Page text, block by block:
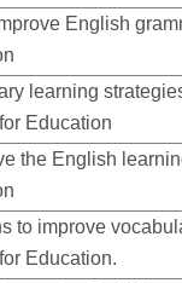
English
learning
Education
the English
to improve
Education.